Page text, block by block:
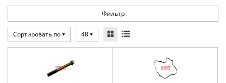
Фильтр
Сортировать по 48